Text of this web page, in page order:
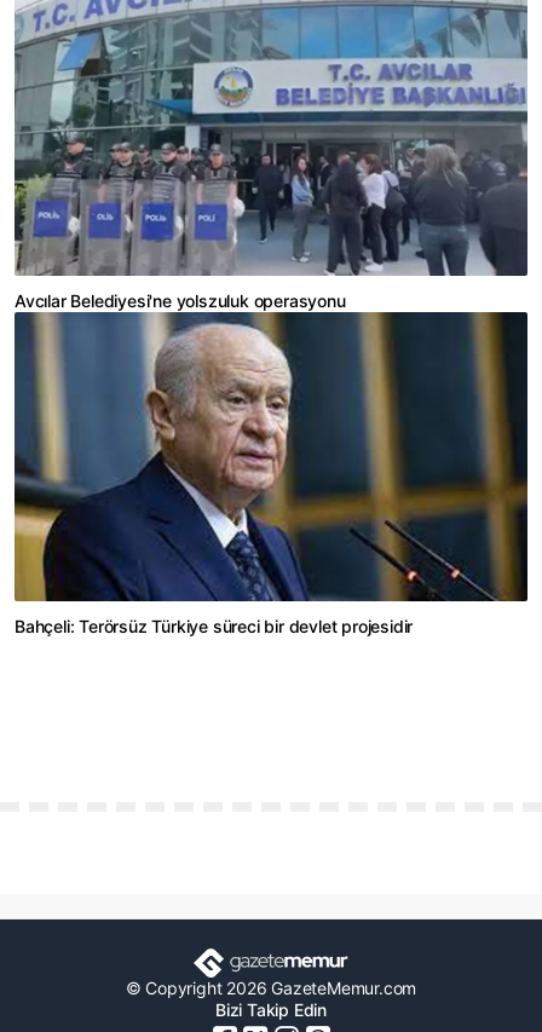
Avcılar Belediyesi'ne yolszuluk operasyonu
Bahçeli: Terörsüz Türkiye süreci bir devlet projesidir
© Copyright 2026 GazeteMemur.com
Bizi Takip Edin